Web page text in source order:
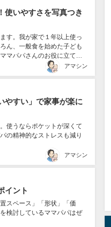
使いやすさを写真つき
す。我が家で１年以上使っ
ん、一般食を始めた子ども
マパパさんのお役に立てば
アマシン
やすい」で家事が楽に
使うならポケットが深くて
の精神的なストレスも減り
アマシン
イント
スペース」「形状」「価
検討しているママパパはぜ